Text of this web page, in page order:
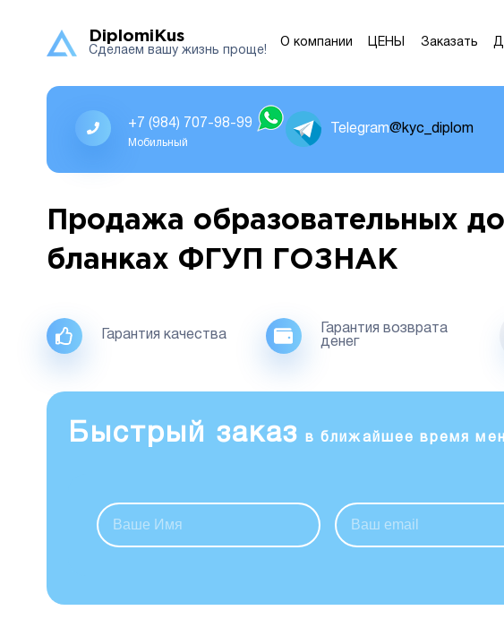
DiplomiKus
Сделаем вашу жизнь проще!
О компании ЦЕНЫ Заказать
+7 (984) 707-98-99
Мобильный
Telegram@kyc_diplom
Продажа образовательных
бланках ФГУП ГОЗНАК
Гарантия качества
Гарантия возврата
денег
Быстрый заказ в ближайшее время